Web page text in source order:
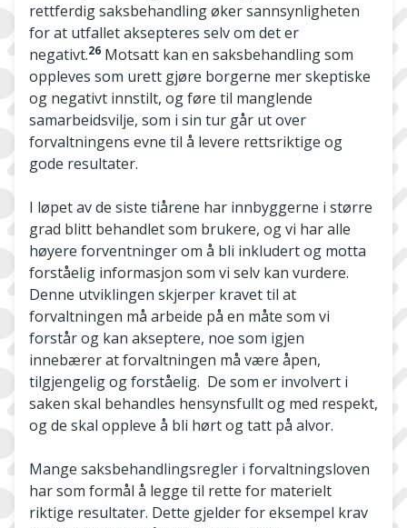
rettferdig saksbehandling øker sannsynligheten
for at utfallet aksepteres selv om det er
negativt.26 Motsatt kan en saksbehandling som
oppleves som urett gjøre borgerne mer skeptiske
og negativt innstilt, og føre til manglende
samarbeidsvilje, som i sin tur går ut over
forvaltningens evne til å levere rettsriktige og
gode resultater.
I løpet av de siste tiårene har innbyggerne i større
grad blitt behandlet som brukere, og vi har alle
høyere forventninger om å bli inkludert og motta
forståelig informasjon som vi selv kan vurdere.
Denne utviklingen skjerper kravet til at
forvaltningen må arbeide på en måte som vi
forstår og kan akseptere, noe som igjen
innebærer at forvaltningen må være åpen,
tilgjengelig og forståelig. De som er involvert i
saken skal behandles hensynsfullt og med respekt,
og de skal oppleve å bli hørt og tatt på alvor.
Mange saksbehandlingsregler i forvaltningsloven
har som formål å legge til rette for materielt
riktige resultater. Dette gjelder for eksempel krav